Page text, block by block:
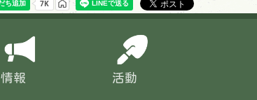
情報 活動